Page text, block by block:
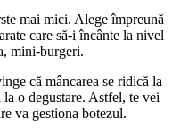
mai mici. Alege împreună
care să-i încânte la nivel
mini-burgeri.
că mâncarea se ridică la
o degustare. Astfel, te vei
va gestiona botezul.